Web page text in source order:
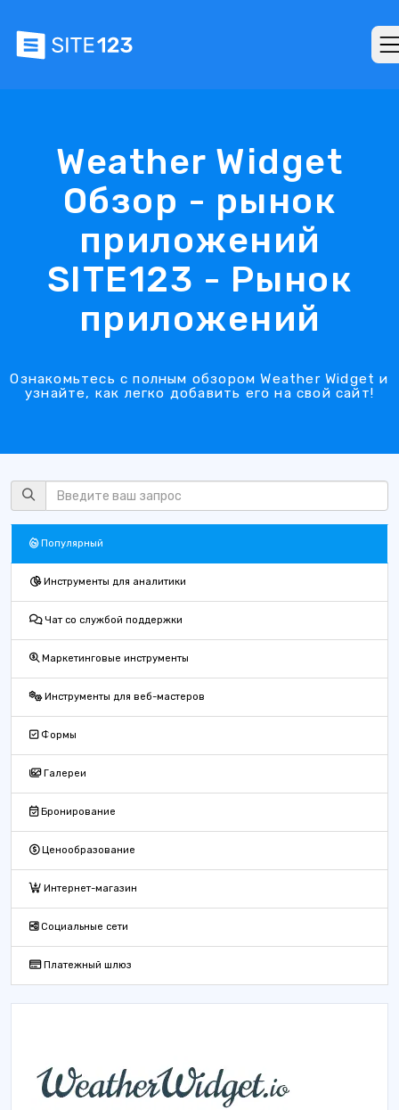
Weather Widget
Обзор - рынок
приложений
SITE123 - Рынок
приложений
Ознакомьтесь с полным обзором Weather Widget и
узнайте, как легко добавить его на свой сайт!
Популярный
Инструменты для аналитики
Чат со службой поддержки
Маркетинговые инструменты
Инструменты для веб-мастеров
Формы
Галереи
Бронирование
Ценообразование
Интернет-магазин
Социальные сети
Платежный шлюз